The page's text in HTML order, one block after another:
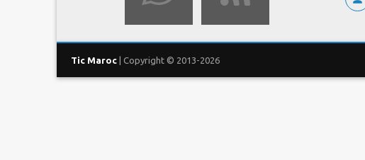
Tic Maroc| Copyright © 2013-2026